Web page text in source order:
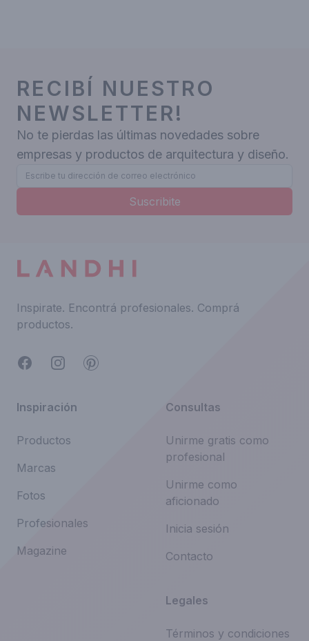
RECIBÍ NUESTRO
NEWSLETTER!
No te pierdas las últimas novedades sobre
empresas y productos de arquitectura y diseño.
Suscribite
Inspirate. Encontrá profesionales. Comprá
productos.
FacebookInstagramPinterest
Inspiración
Productos
Marcas
Fotos
Profesionales
Magazine
Consultas
Unirme gratis como
profesional
Unirme como
aficionado
Inicia sesión
Contacto
Legales
Términos y condiciones